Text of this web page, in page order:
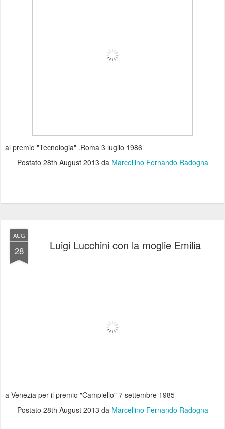
al premio "Tecnologia" .Roma 3 luglio 1986
Postato 28th August 2013 da Marcellino Fernando Radogna
AUG
28 Luigi Lucchini con la moglie Emilia
a Venezia per il premio "Campiello" 7 settembre 1985
Postato 28th August 2013 da Marcellino Fernando Radogna